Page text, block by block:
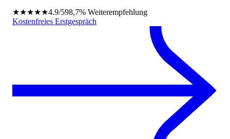
★★★★★4.9/598,7% Weiterempfehlung
Kostenfreies Erstgespräch